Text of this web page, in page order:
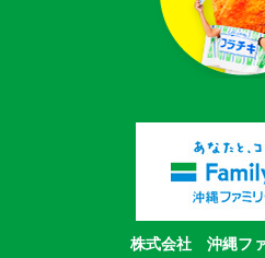
株式会社 沖縄フ